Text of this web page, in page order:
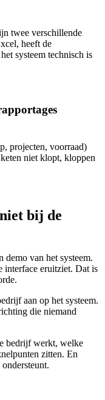
twee verschillende
heeft de
systeem technisch is
projecten, voorraad)
niet klopt, kloppen
bij de
demo van het systeem.
interface eruitziet. Dat is
aan op het systeem.
die niemand
bedrijf werkt, welke
zitten. En